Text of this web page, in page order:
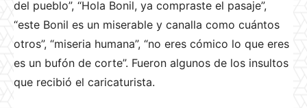
del pueblo”, “Hola Bonil, ya compraste el pasaje”,
“este Bonil es un miserable y canalla como cuántos
otros”, “miseria humana”, “no eres cómico lo que eres
es un bufón de corte”. Fueron algunos de los insultos
que recibió el caricaturista.